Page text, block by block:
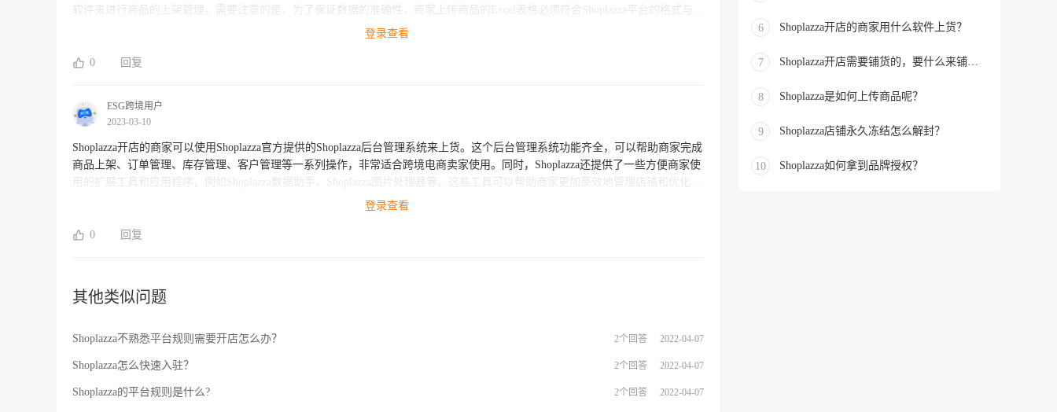
软件来进行商品的上架管理。需要注意的是，为了保证数据的准确性，商家上传商品的Excel表格必须符合Shoplazza平台的格式与标
登录查看
0 回复
ESG跨境用户
2023-03-10
Shoplazza开店的商家可以使用Shoplazza官方提供的Shoplazza后台管理系统来上货。这个后台管理系统功能齐全，可以帮助商家完成
商品上架、订单管理、库存管理、客户管理等一系列操作，非常适合跨境电商卖家使用。同时，Shoplazza还提供了一些方便商家使
用的扩展工具和应用程序，例如Shoplazza数据助手、Shoplazza图片处理器等，这些工具可以帮助商家更加高效地管理店铺和优化商
登录查看
0 回复
其他类似问题
Shoplazza不熟悉平台规则需要开店怎么办？ 2个回答 2022-04-07
Shoplazza怎么快速入驻？ 2个回答 2022-04-07
Shoplazza的平台规则是什么? 2个回答 2022-04-07
6 Shoplazza开店的商家用什么软件上货？
7
8 Shoplazza是如何上传商品呢？
9 Shoplazza店铺永久冻结怎么解封？
10 Shoplazza如何拿到品牌授权？